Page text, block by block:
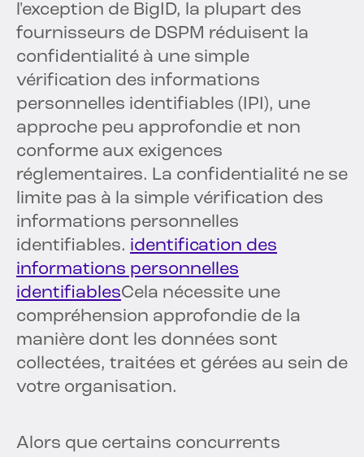
l'exception de BigID, la plupart des
fournisseurs de DSPM réduisent la
confidentialité à une simple
vérification des informations
personnelles identifiables (IPI), une
approche peu approfondie et non
conforme aux exigences
réglementaires. La confidentialité ne se
limite pas à la simple vérification des
informations personnelles
identifiables. identification des
informations personnelles
identifiablesCela nécessite une
compréhension approfondie de la
manière dont les données sont
collectées, traitées et gérées au sein de
votre organisation.
Alors que certains concurrents